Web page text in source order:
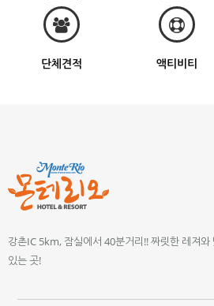
단체견적 액티비티
강촌IC 5km, 잠실에서 40분거리!! 짜릿한 레져와
있는 곳!